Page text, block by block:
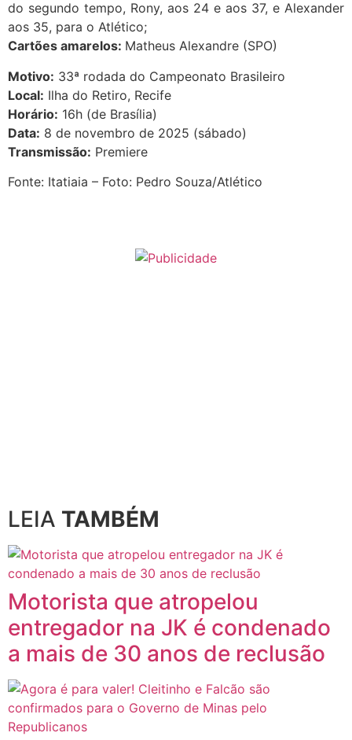
do segundo tempo, Rony, aos 24 e aos 37, e Alexander
aos 35, para o Atlético;
Cartões amarelos: Matheus Alexandre (SPO)
Motivo: 33ª rodada do Campeonato Brasileiro
Local: Ilha do Retiro, Recife
Horário: 16h (de Brasília)
Data: 8 de novembro de 2025 (sábado)
Transmissão: Premiere
Fonte: Itatiaia – Foto: Pedro Souza/Atlético
LEIA TAMBÉM
Motorista que atropelou
entregador na JK é condenado
a mais de 30 anos de reclusão